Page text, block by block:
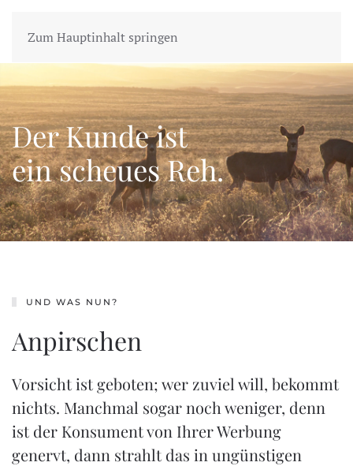
Zum Hauptinhalt springen
Der Kunde ist
ein scheues Reh.
UND WAS NUN?
Anpirschen
Vorsicht ist geboten; wer zuviel will, bekommt
nichts. Manchmal sogar noch weniger, denn
ist der Konsument von Ihrer Werbung
genervt, dann strahlt das in ungünstigen